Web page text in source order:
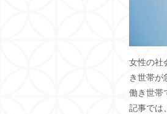
女性の社
き世帯が
働き世帯
記事では